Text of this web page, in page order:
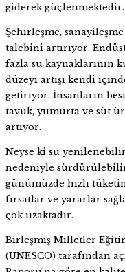
giderek güçlenmektedir.
Şehirleşme,
talebini artırıyor.
fazla su kaynaklarının
düzeyi artışı kendi
getiriyor. İnsanların
tavuk, yumurta ve süt
artıyor.
Neyse ki su
nedeniyle
günümüzde hızlı
fırsatlar ve yararlar
çok uzaktadır.
Birleşmiş Milletler
(UNESCO) tarafından